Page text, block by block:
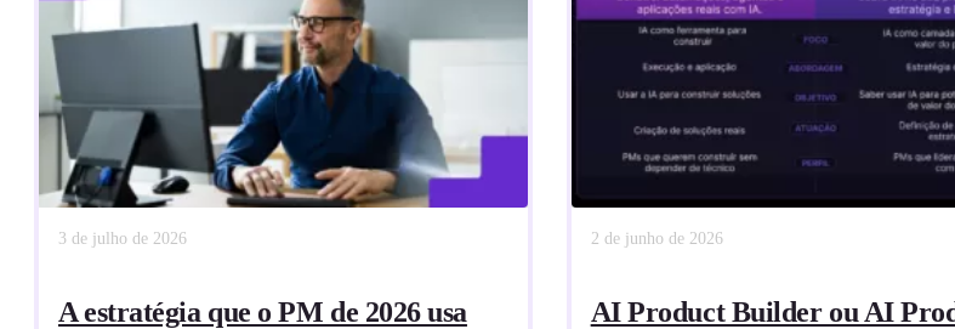
3 de julho de 2026
A estratégia que o PM de 2026 usa
2 de junho de 2026
AI Product Builder ou AI